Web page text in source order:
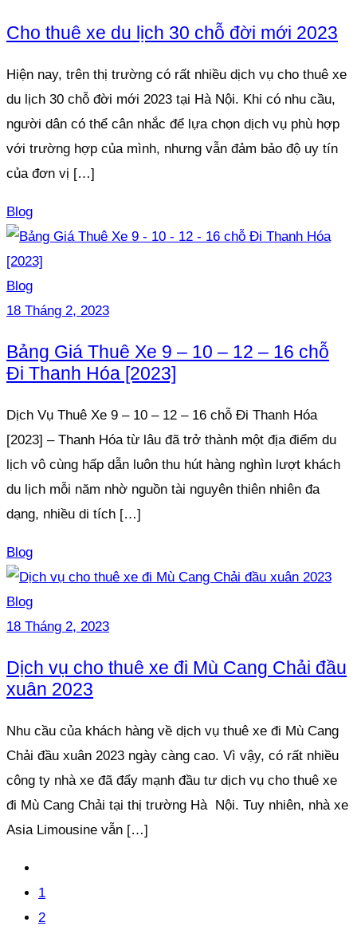
Cho thuê xe du lịch 30 chỗ đời mới 2023
Hiện nay, trên thị trường có rất nhiều dịch vụ cho thuê xe
du lịch 30 chỗ đời mới 2023 tại Hà Nội. Khi có nhu cầu,
người dân có thể cân nhắc để lựa chọn dịch vụ phù hợp
với trường hợp của mình, nhưng vẫn đảm bảo độ uy tín
của đơn vị […]
Blog
Blog
18 Tháng 2, 2023
Bảng Giá Thuê Xe 9 – 10 – 12 – 16 chỗ
Đi Thanh Hóa [2023]
Dịch Vụ Thuê Xe 9 – 10 – 12 – 16 chỗ Đi Thanh Hóa
[2023] – Thanh Hóa từ lâu đã trở thành một địa điểm du
lịch vô cùng hấp dẫn luôn thu hút hàng nghìn lượt khách
du lịch mỗi năm nhờ nguồn tài nguyên thiên nhiên đa
dạng, nhiều di tích […]
Blog
Blog
18 Tháng 2, 2023
Dịch vụ cho thuê xe đi Mù Cang Chải đầu
xuân 2023
Nhu cầu của khách hàng về dịch vụ thuê xe đi Mù Cang
Chải đầu xuân 2023 ngày càng cao. Vì vậy, có rất nhiều
công ty nhà xe đã đẩy mạnh đầu tư dịch vụ cho thuê xe
đi Mù Cang Chải tại thị trường Hà Nội. Tuy nhiên, nhà xe
Asia Limousine vẫn […]
1
2